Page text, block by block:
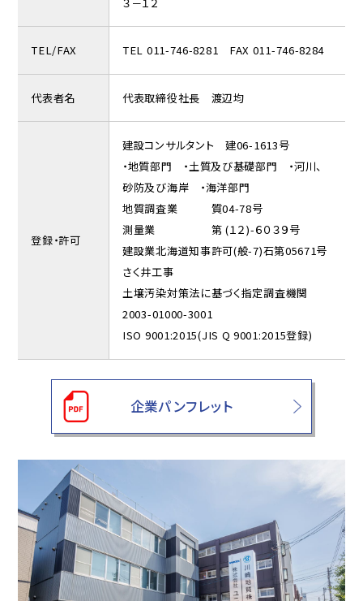
TEL/FAX TEL 011-746-8281 FAX 011-746-8284
代表者名 代表取締役社長 渡辺均
登録・許可
建設コンサルタント 建06-1613号
・地質部門 ・土質及び基礎部門 ・河川、
砂防及び海岸 ・海洋部門
地質調査業 質04-78号
測量業 第 (１２)-６０３９号
建設業北海道知事許可(般-7)石第05671号
さく井工事
土壌汚染対策法に基づく指定調査機関
2003-01000-3001
ISO 9001:2015(JIS Q 9001:2015登録)
企業パンフレット